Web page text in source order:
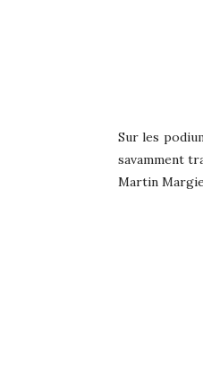
Sur les
savamment
Martin